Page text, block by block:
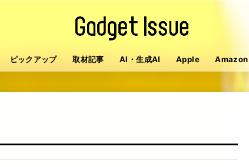
ピックアップ 取材記事 AI・生成AI Apple Amazon